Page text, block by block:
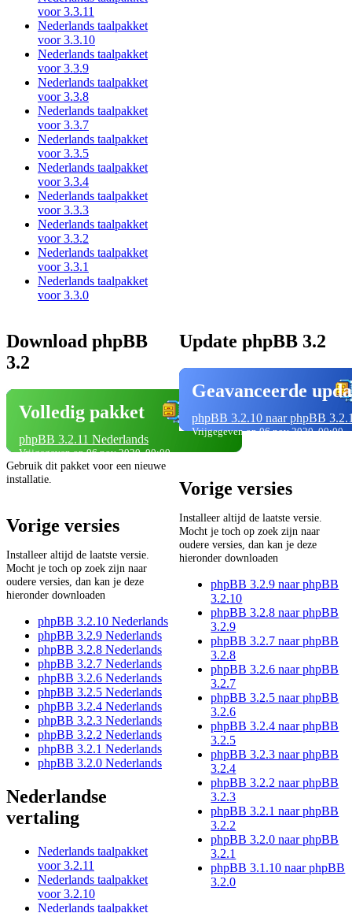
voor 3.3.11
Nederlands taalpakket
voor 3.3.10
Nederlands taalpakket
voor 3.3.9
Nederlands taalpakket
voor 3.3.8
Nederlands taalpakket
voor 3.3.7
Nederlands taalpakket
voor 3.3.5
Nederlands taalpakket
voor 3.3.4
Nederlands taalpakket
voor 3.3.3
Nederlands taalpakket
voor 3.3.2
Nederlands taalpakket
voor 3.3.1
Nederlands taalpakket
voor 3.3.0
Download phpBB
3.2
Volledig pakket
phpBB 3.2.11 Nederlands
Vrijgegeven op 06 nov 2020, 00:00
Gebruik dit pakket voor een nieuwe
installatie.
Vorige versies
Installeer altijd de laatste versie.
Mocht je toch op zoek zijn naar
oudere versies, dan kan je deze
hieronder downloaden
phpBB 3.2.10 Nederlands
phpBB 3.2.9 Nederlands
phpBB 3.2.8 Nederlands
phpBB 3.2.7 Nederlands
phpBB 3.2.6 Nederlands
phpBB 3.2.5 Nederlands
phpBB 3.2.4 Nederlands
phpBB 3.2.3 Nederlands
phpBB 3.2.2 Nederlands
phpBB 3.2.1 Nederlands
phpBB 3.2.0 Nederlands
Nederlandse
vertaling
Nederlands taalpakket
voor 3.2.11
Nederlands taalpakket
voor 3.2.10
Nederlands taalpakket
Update phpBB 3.2
Geavanceerde
phpBB 3.2.10 naar phpBB
Vrijgegeven op 06 nov 2020, 00:00
Vorige versies
Installeer altijd de laatste versie.
Mocht je toch op zoek zijn naar
oudere versies, dan kan je deze
hieronder downloaden
phpBB 3.2.9 naar phpBB
3.2.10
phpBB 3.2.8 naar phpBB
3.2.9
phpBB 3.2.7 naar phpBB
3.2.8
phpBB 3.2.6 naar phpBB
3.2.7
phpBB 3.2.5 naar phpBB
3.2.6
phpBB 3.2.4 naar phpBB
3.2.5
phpBB 3.2.3 naar phpBB
3.2.4
phpBB 3.2.2 naar phpBB
3.2.3
phpBB 3.2.1 naar phpBB
3.2.2
phpBB 3.2.0 naar phpBB
3.2.1
phpBB 3.1.10 naar phpBB
3.2.0